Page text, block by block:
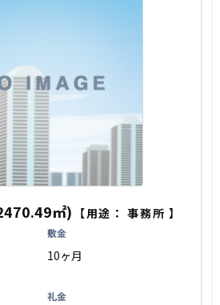
㎡) 【用途：事務所 】
敷金
10ヶ月
礼金